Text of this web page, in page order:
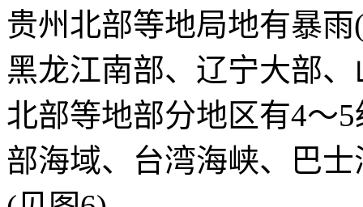
贵州北部等地局地有暴
黑龙江南部、辽宁大部
北部等地部分地区有4～
部海域、台湾海峡、巴